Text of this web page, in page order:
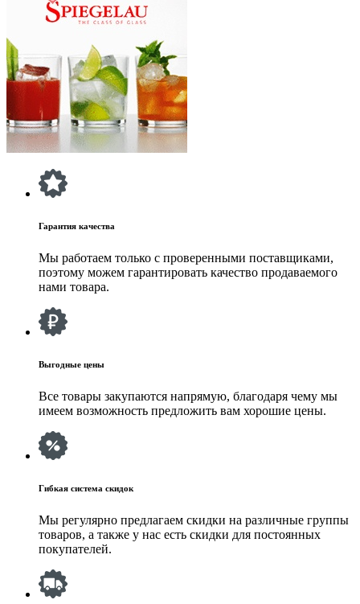
Гарантия качества
Мы работаем только с проверенными поставщиками,
поэтому можем гарантировать качество продаваемого
нами товара.
Выгодные цены
Все товары закупаются напрямую, благодаря чему мы
имеем возможность предложить вам хорошие цены.
Гибкая система скидок
Мы регулярно предлагаем скидки на различные группы
товаров, а также у нас есть скидки для постоянных
покупателей.